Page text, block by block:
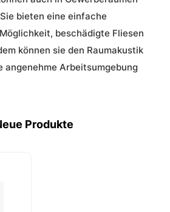
bieten eine einfache
beschädigte Fliesen
können sie den Raumakustik
angenehme Arbeitsumgebung
Produkte